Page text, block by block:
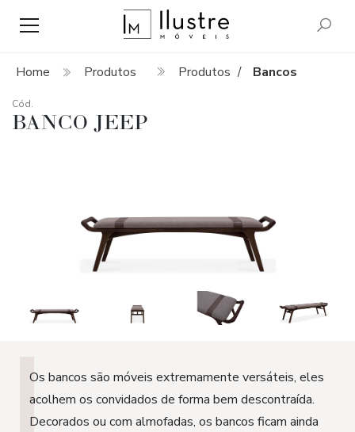
Home Produtos Produtos / Bancos
Cód.
BANCO JEEP
Os bancos são móveis extremamente versáteis, eles
acolhem os convidados de forma bem descontraída.
Decorados ou com almofadas, os bancos ficam ainda